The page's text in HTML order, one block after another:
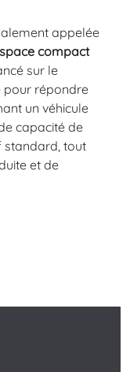
appelée
compact
sur le
pour répondre
un véhicule
capacité de
tout
et de